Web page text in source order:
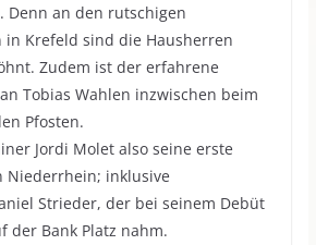
Denn an den rutschigen
Krefeld sind die Hausherren
Zudem ist der erfahrene
Tobias Wahlen inzwischen beim
Pfosten.
Jordi Molet also seine erste
Niederrhein; inklusive
Strieder, der bei seinem Debüt
der Bank Platz nahm.